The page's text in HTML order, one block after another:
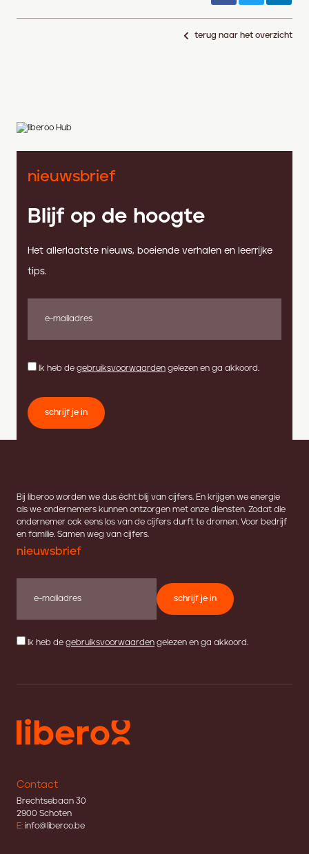
terug naar het overzicht
nieuwsbrief
Blijf op de hoogte
Het allerlaatste nieuws, boeiende verhalen en leerrijke
tips.
Ik heb de gebruiksvoorwaarden gelezen en ga akkoord.
schrijf je in
Bij liberoo worden we dus écht blij van cijfers. En krijgen we energie
als we ondernemers kunnen ontzorgen met onze diensten. Zodat die
ondernemer ook eens los van de cijfers durft te dromen. Voor bedrijf
en familie. Samen weg van cijfers.
nieuwsbrief
schrijf je in
Ik heb de gebruiksvoorwaarden gelezen en ga akkoord.
Contact
Brechtsebaan 30
2900 Schoten
E: info@liberoo.be